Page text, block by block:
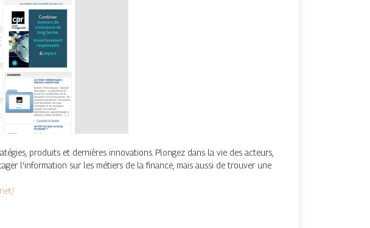
produits et dernières innovations. Plongez dans la vie des acteurs,
l'information sur les métiers de la finance, mais aussi de trouver une